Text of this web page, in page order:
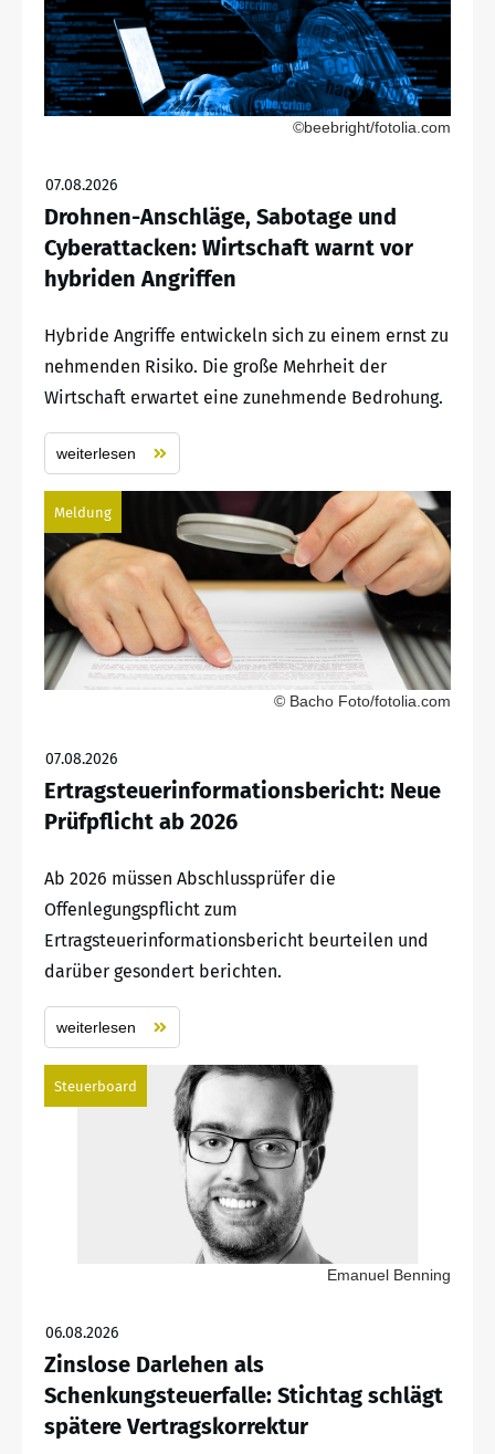
©beebright/fotolia.com
07.08.2026
Drohnen-Anschläge, Sabotage und
Cyberattacken: Wirtschaft warnt vor
hybriden Angriffen
Hybride Angriffe entwickeln sich zu einem ernst zu
nehmenden Risiko. Die große Mehrheit der
Wirtschaft erwartet eine zunehmende Bedrohung.
weiterlesen
Meldung
© Bacho Foto/fotolia.com
07.08.2026
Ertragsteuerinformationsbericht: Neue
Prüfpflicht ab 2026
Ab 2026 müssen Abschlussprüfer die
Offenlegungspflicht zum
Ertragsteuerinformationsbericht beurteilen und
darüber gesondert berichten.
weiterlesen
Steuerboard
Emanuel Benning
06.08.2026
Zinslose Darlehen als
Schenkungsteuerfalle: Stichtag schlägt
spätere Vertragskorrektur